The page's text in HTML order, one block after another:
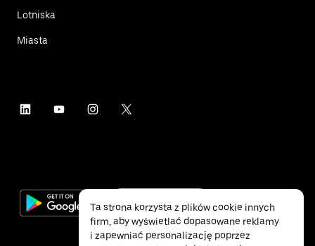
Lotniska
Miasta
Ta strona korzysta z plików cookie innych
firm, aby wyświetlać dopasowane reklamy
i zapewniać personalizację poprzez